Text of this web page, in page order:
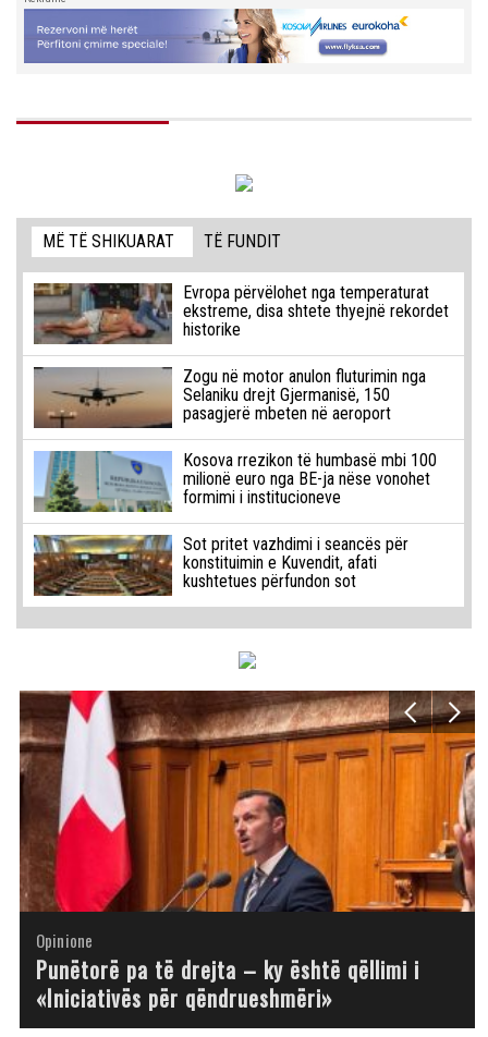
MË TË SHIKUARAT TË FUNDIT
Evropa përvëlohet nga temperaturat
ekstreme, disa shtete thyejnë rekordet
historike
Zogu në motor anulon fluturimin nga
Selaniku drejt Gjermanisë, 150
pasagjerë mbeten në aeroport
Kosova rrezikon të humbasë mbi 100
milionë euro nga BE-ja nëse vonohet
formimi i institucioneve
Sot pritet vazhdimi i seancës për
konstituimin e Kuvendit, afati
kushtetues përfundon sot
Opinione
Opinione
Punëtorë pa të drejta – ky është qëllimi i
«Iniciativës për qëndrueshmëri»
Opinione
Opinione
Opinione
Opinione
Opinione
Opinione